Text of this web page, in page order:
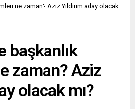
ne zaman? Aziz Yıldırım aday olacak
başkanlık
zaman? Aziz
olacak mı?